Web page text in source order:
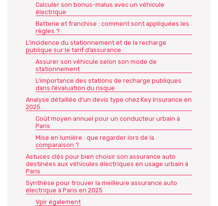
Calculer son bonus-malus avec un véhicule
électrique
Batterie et franchise : comment sont appliquées les
règles ?
L’incidence du stationnement et de la recharge
publique sur le tarif d’assurance
Assurer son véhicule selon son mode de
stationnement
L’importance des stations de recharge publiques
dans l’évaluation du risque
Analyse détaillée d’un devis type chez Key Insurance en
2025
Coût moyen annuel pour un conducteur urbain à
Paris
Mise en lumière : que regarder lors de la
comparaison ?
Astuces clés pour bien choisir son assurance auto
destinées aux véhicules électriques en usage urbain à
Paris
Synthèse pour trouver la meilleure assurance auto
électrique à Paris en 2025
Vpir également